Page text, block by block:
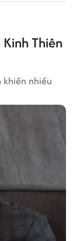
Thiên
nhiều